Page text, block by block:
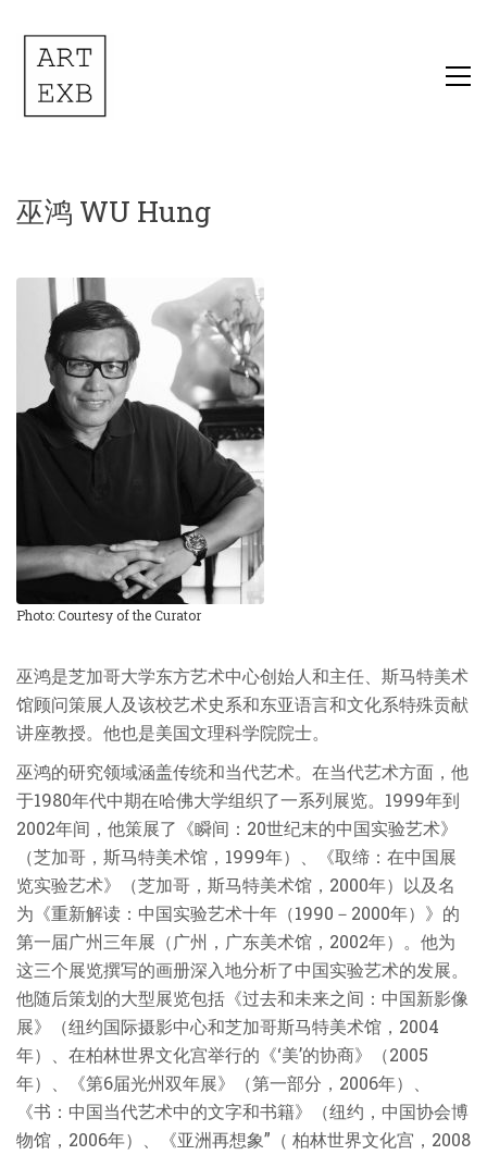
巫鸿 WU Hung
Photo: Courtesy of the Curator
巫鸿是芝加哥大学东方艺术中心创始人和主任、斯马特美术
馆顾问策展人及该校艺术史系和东亚语言和文化系特殊贡献
讲座教授。他也是美国文理科学院院士。
巫鸿的研究领域涵盖传统和当代艺术。在当代艺术方面，他
于1980年代中期在哈佛大学组织了一系列展览。1999年到
2002年间，他策展了《瞬间：20世纪末的中国实验艺术》
（芝加哥，斯马特美术馆，1999年）、《取缔：在中国展
览实验艺术》（芝加哥，斯马特美术馆，2000年）以及名
为《重新解读：中国实验艺术十年（1990－2000年）》的
第一届广州三年展（广州，广东美术馆，2002年）。他为
这三个展览撰写的画册深入地分析了中国实验艺术的发展。
他随后策划的大型展览包括《过去和未来之间：中国新影像
展》（纽约国际摄影中心和芝加哥斯马特美术馆，2004
年）、在柏林世界文化宫举行的《‘美’的协商》（2005
年）、《第6届光州双年展》（第一部分，2006年）、
《书：中国当代艺术中的文字和书籍》（纽约，中国协会博
物馆，2006年）、《亚洲再想象”（ 柏林世界文化宫，2008